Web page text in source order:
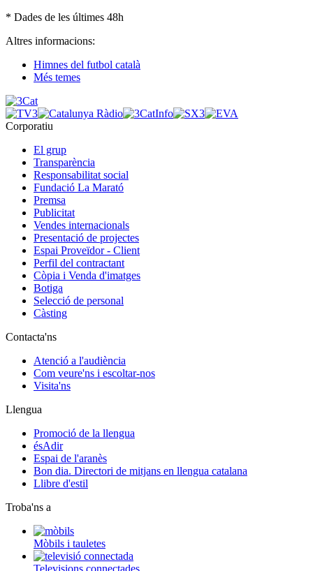
* Dades de les últimes 48h
Altres informacions:
Himnes del futbol català
Més temes
Corporatiu
El grup
Transparència
Responsabilitat social
Fundació La Marató
Premsa
Publicitat
Vendes internacionals
Presentació de projectes
Espai Proveïdor - Client
Perfil del contractant
Còpia i Venda d'imatges
Botiga
Selecció de personal
Càsting
Contacta'ns
Atenció a l'audiència
Com veure'ns i escoltar-nos
Visita'ns
Llengua
Promoció de la llengua
ésAdir
Espai de l'aranès
Bon dia. Directori de mitjans en llengua catalana
Llibre d'estil
Troba'ns a
Mòbils i tauletes
Televisions connectades